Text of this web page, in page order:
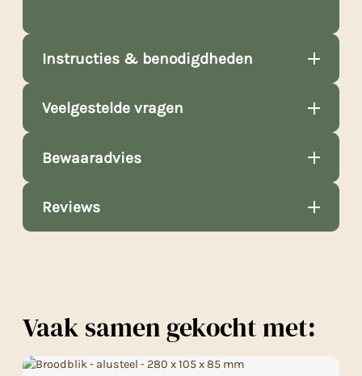
Instructies & benodigdheden
Veelgestelde vragen
Bewaaradvies
Reviews
Vaak samen gekocht met: